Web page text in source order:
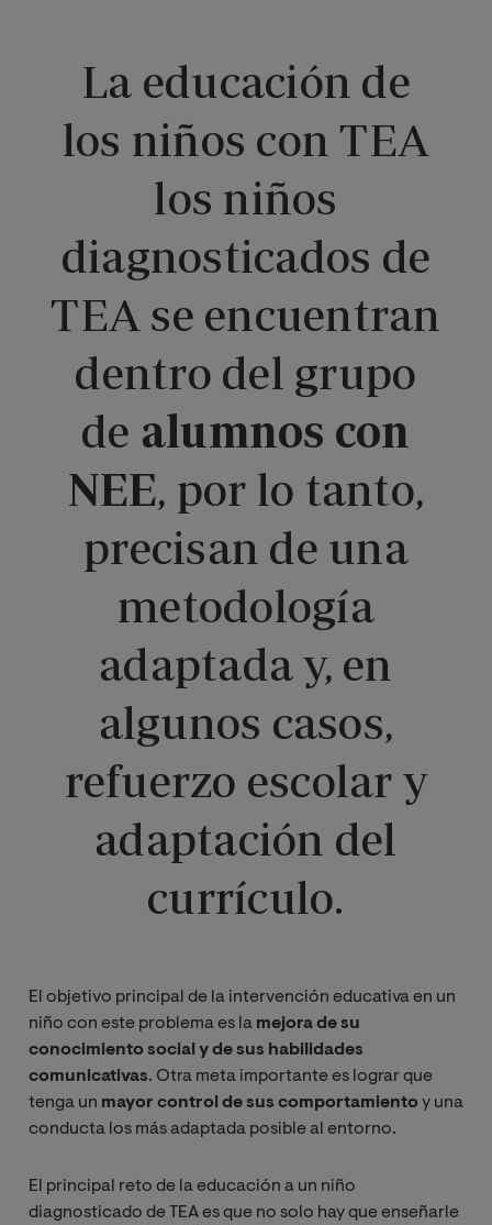
La educación de
los niños con TEA
los niños
diagnosticados de
TEA se encuentran
dentro del grupo
de alumnos con
NEE, por lo tanto,
precisan de una
metodología
adaptada y, en
algunos casos,
refuerzo escolar y
adaptación del
currículo.
El objetivo principal de la intervención educativa en un
niño con este problema es la mejora de su
conocimiento social y de sus habilidades
comunicativas. Otra meta importante es lograr que
tenga un mayor control de sus comportamientoy una
conducta los más adaptada posible al entorno.
El principal reto de la educación a un niño
diagnosticado de TEA es que no solo hay que enseñarle